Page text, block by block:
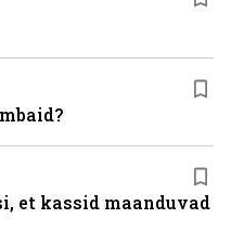
et kassid maanduvad